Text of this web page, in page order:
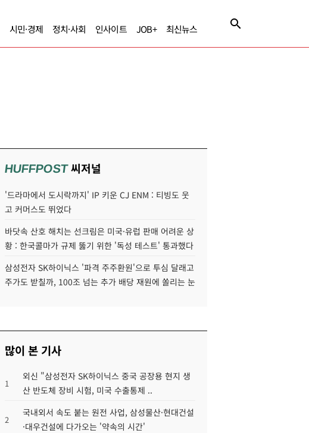
시민·경제 정치·사회 인사이트 JOB+ 최신뉴스
HUFFPOST씨저널
'드라마에서 도시락까지' IP 키운 CJ ENM : 티빙도 웃
고 커머스도 뛰었다
바닷속 산호 해치는 선크림은 미국·유럽 판매 어려운 상
황 : 한국콜마가 규제 뚫기 위한 '독성 테스트' 통과했다
삼성전자 SK하이닉스 '파격 주주환원'으로 투심 달래고
주가도 받칠까, 100조 넘는 추가 배당 재원에 쏠리는 눈
많이 본 기사
1
외신 "삼성전자 SK하이닉스 중국 공장용 현지 생
산 반도체 장비 시험, 미국 수출통제 ..
2
국내외서 속도 붙는 원전 사업, 삼성물산·현대건설
·대우건설에 다가오는 '약속의 시간'